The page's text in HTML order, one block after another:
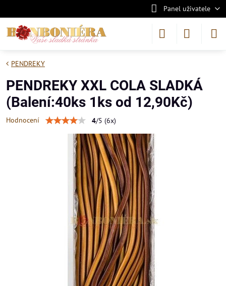
Panel uživatele
PENDREKY
PENDREKY XXL COLA SLADKÁ
(Balení:40ks 1ks od 12,90Kč)
Hodnocení 4/5 (6x)